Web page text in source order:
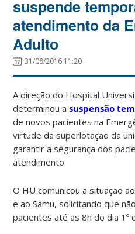
suspende
atendimento da
Adulto
31/08/2016 11:20
A direção do Hospital
determinou asuspensão
de novos pacientes na
virtude da superlotação da
garantir a segurança dos
atendimento.
O HU comunicou a situação
e ao Samu, solicitando que
pacientes até as 8h do dia 1º